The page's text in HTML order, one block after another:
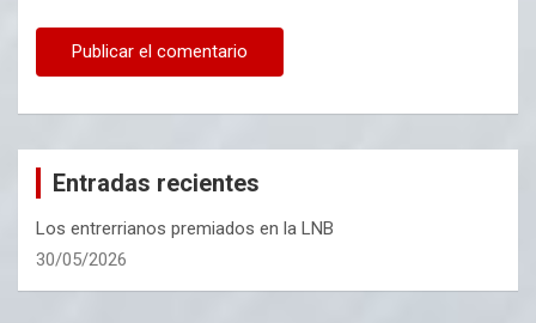
Entradas recientes
Los entrerrianos premiados en la LNB
30/05/2026